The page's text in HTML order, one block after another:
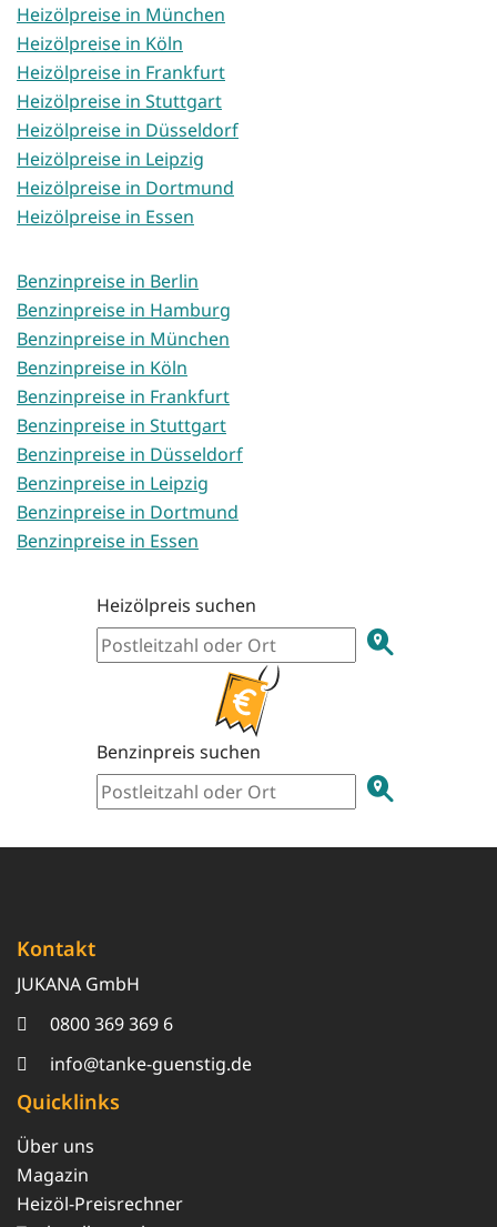
Heizölpreise in München
Heizölpreise in Köln
Heizölpreise in Frankfurt
Heizölpreise in Stuttgart
Heizölpreise in Düsseldorf
Heizölpreise in Leipzig
Heizölpreise in Dortmund
Heizölpreise in Essen
Benzinpreise in Berlin
Benzinpreise in Hamburg
Benzinpreise in München
Benzinpreise in Köln
Benzinpreise in Frankfurt
Benzinpreise in Stuttgart
Benzinpreise in Düsseldorf
Benzinpreise in Leipzig
Benzinpreise in Dortmund
Benzinpreise in Essen
Heizölpreis suchen
Benzinpreis suchen
Kontakt
JUKANA GmbH
0800 369 369 6
info@tanke-guenstig.de
Quicklinks
Über uns
Magazin
Heizöl-Preisrechner